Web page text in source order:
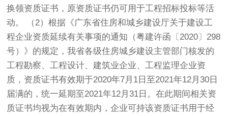
换领资质证书，原资质证书仍可用于工程招标投标等活
动。 （2）根据《广东省住房和城乡建设厅关于建设工
程企业资质延续有关事项的通知（粤建许函〔2020〕298
号）》的规定，我省各级住房城乡建设主管部门核发的
工程勘察、工程设计、建筑业企业、工程监理企业资
质，资质证书有效期于2020年7月1日至2021年12月30日
届满的，统一延期至2021年12月31日。在此期间相关资
质证书均视为在有效期内，企业可持该资质证书用于经